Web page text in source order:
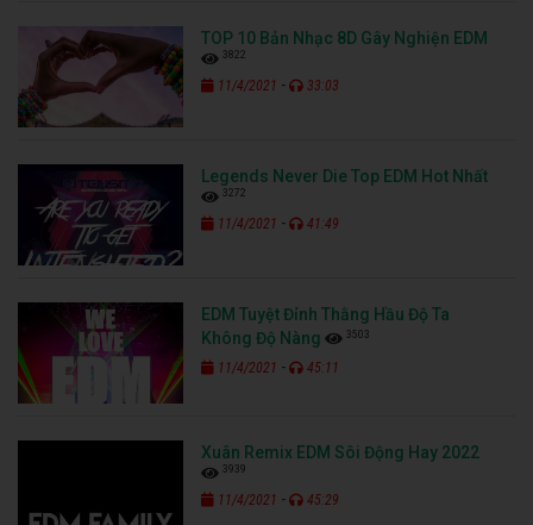
TOP 10 Bản Nhạc 8D Gây Nghiện EDM
3822
11/4/2021 - 33:03
Legends Never Die Top EDM Hot Nhất
3272
11/4/2021 - 41:49
EDM Tuyệt Đỉnh Thằng Hầu Độ Ta
Không Độ Nàng
3503
11/4/2021 - 45:11
Xuân Remix EDM Sôi Động Hay 2022
3939
11/4/2021 - 45:29